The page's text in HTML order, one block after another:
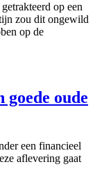
op een
zou dit ongewild
op de
goede oude
een financieel
aflevering gaat